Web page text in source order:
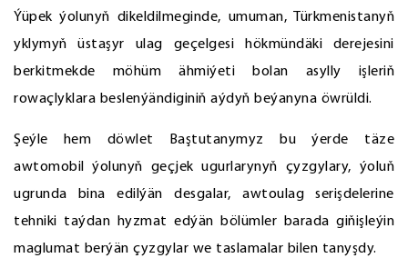
Ýüpek ýolunyň dikeldilmeginde, umuman, Türkmenistanyň
yklymyň üstaşyr ulag geçelgesi hökmündäki derejesini
berkitmekde möhüm ähmiýeti bolan asylly işleriň
rowaçlyklara beslenýändiginiň aýdyň beýanyna öwrüldi.
Şeýle hem döwlet Baştutanymyz bu ýerde täze
awtomobil ýolunyň geçjek ugurlarynyň çyzgylary, ýoluň
ugrunda bina edilýän desgalar, awtoulag serişdelerine
tehniki taýdan hyzmat edýän bölümler barada giňişleýin
maglumat berýän çyzgylar we taslamalar bilen tanyşdy.